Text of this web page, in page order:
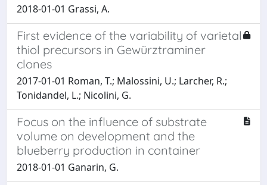
2018-01-01 Grassi, A.
First evidence of the variability of varietal
thiol precursors in Gewürztraminer
clones
2017-01-01 Roman, T.; Malossini, U.; Larcher, R.;
Tonidandel, L.; Nicolini, G.
Focus on the influence of substrate
volume on development and the
blueberry production in container
2018-01-01 Ganarin, G.